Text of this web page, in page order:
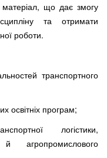
матеріал, що дає змогу
та отримати
роботи.
транспортного
освітніх програм;
логістики,
й агропромислового